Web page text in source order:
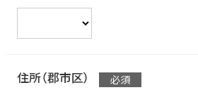
住所（郡市区）